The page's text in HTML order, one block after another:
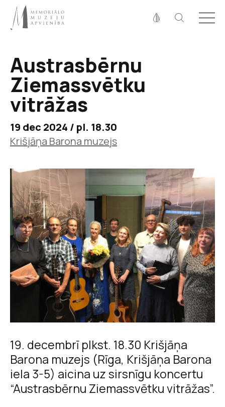
100%
Kontrasts
Austrasbērnu
Ziemassvētku
vitrāžas
19 dec 2024 / pl. 18.30
Krišjāņa Barona muzejs
19. decembrī plkst. 18.30 Krišjāņa
Barona muzejs (Rīga, Krišjāņa Barona
iela 3-5) aicina uz sirsnīgu koncertu
“Austrasbērnu Ziemassvētku vitrāžas”.